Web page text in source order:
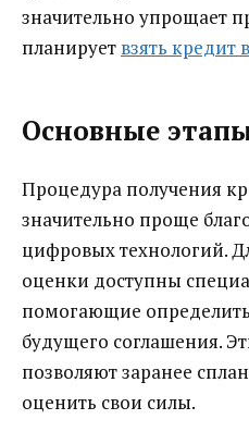
значительно упрощает
планирует взять кредит
Основные
Процедура получения
значительно проще
цифровых технологий.
оценки доступны
помогающие
будущего соглашения.
позволяют заранее
оценить свои силы.